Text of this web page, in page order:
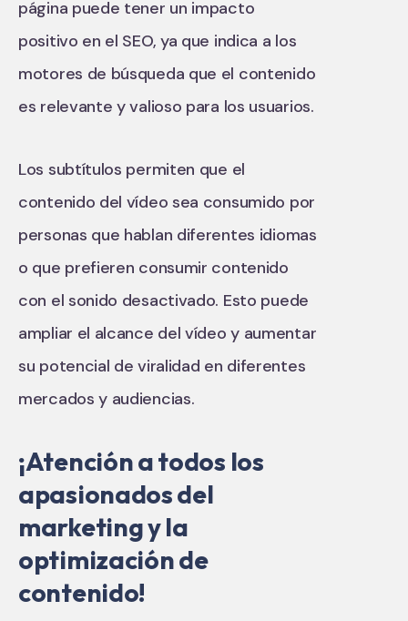
página puede tener un impacto
positivo en el SEO, ya que indica a los
motores de búsqueda que el contenido
es relevante y valioso para los usuarios.
Los subtítulos permiten que el
contenido del vídeo sea consumido por
personas que hablan diferentes idiomas
o que prefieren consumir contenido
con el sonido desactivado. Esto puede
ampliar el alcance del vídeo y aumentar
su potencial de viralidad en diferentes
mercados y audiencias.
¡Atención a todos los
apasionados del
marketing y la
optimización de
contenido!